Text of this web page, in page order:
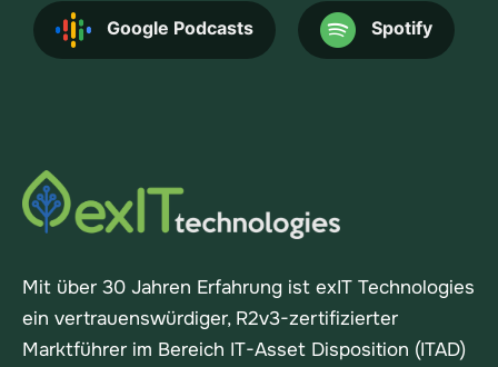
Google Podcasts Spotify
Mit über 30 Jahren Erfahrung ist exIT Technologies
ein vertrauenswürdiger, R2v3-zertifizierter
Marktführer im Bereich IT-Asset Disposition (ITAD)